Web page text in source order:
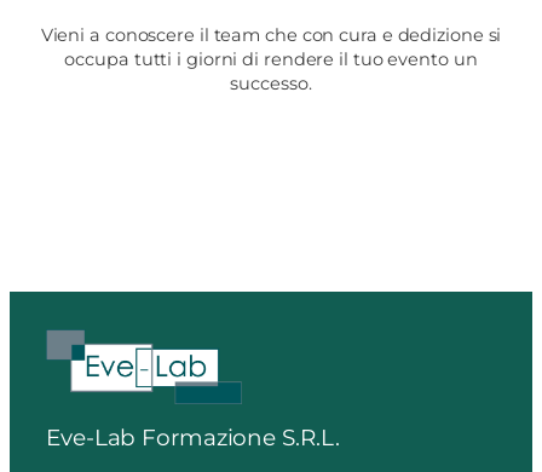
Vieni a conoscere il team che con cura e dedizione si
occupa tutti i giorni di rendere il tuo evento un
successo.
Eve-Lab Formazione S.R.L.